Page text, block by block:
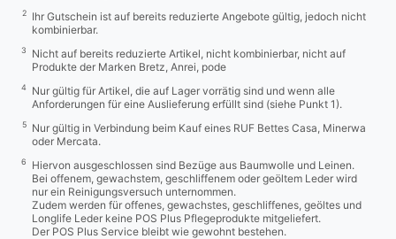
2
Ihr Gutschein ist auf bereits reduzierte Angebote gültig, jedoch nicht
kombinierbar.
3
Nicht auf bereits reduzierte Artikel, nicht kombinierbar, nicht auf
Produkte der Marken Bretz, Anrei, pode
4
Nur gültig für Artikel, die auf Lager vorrätig sind und wenn alle
Anforderungen für eine Auslieferung erfüllt sind (siehe Punkt 1).
5
Nur gültig in Verbindung beim Kauf eines RUF Bettes Casa, Minerwa
oder Mercata.
6
Hiervon ausgeschlossen sind Bezüge aus Baumwolle und Leinen.
Bei offenem, gewachstem, geschliffenem oder geöltem Leder wird
nur ein Reinigungsversuch unternommen.
Zudem werden für offenes, gewachstes, geschliffenes, geöltes und
Longlife Leder keine POS Plus Pflegeprodukte mitgeliefert.
Der POS Plus Service bleibt wie gewohnt bestehen.